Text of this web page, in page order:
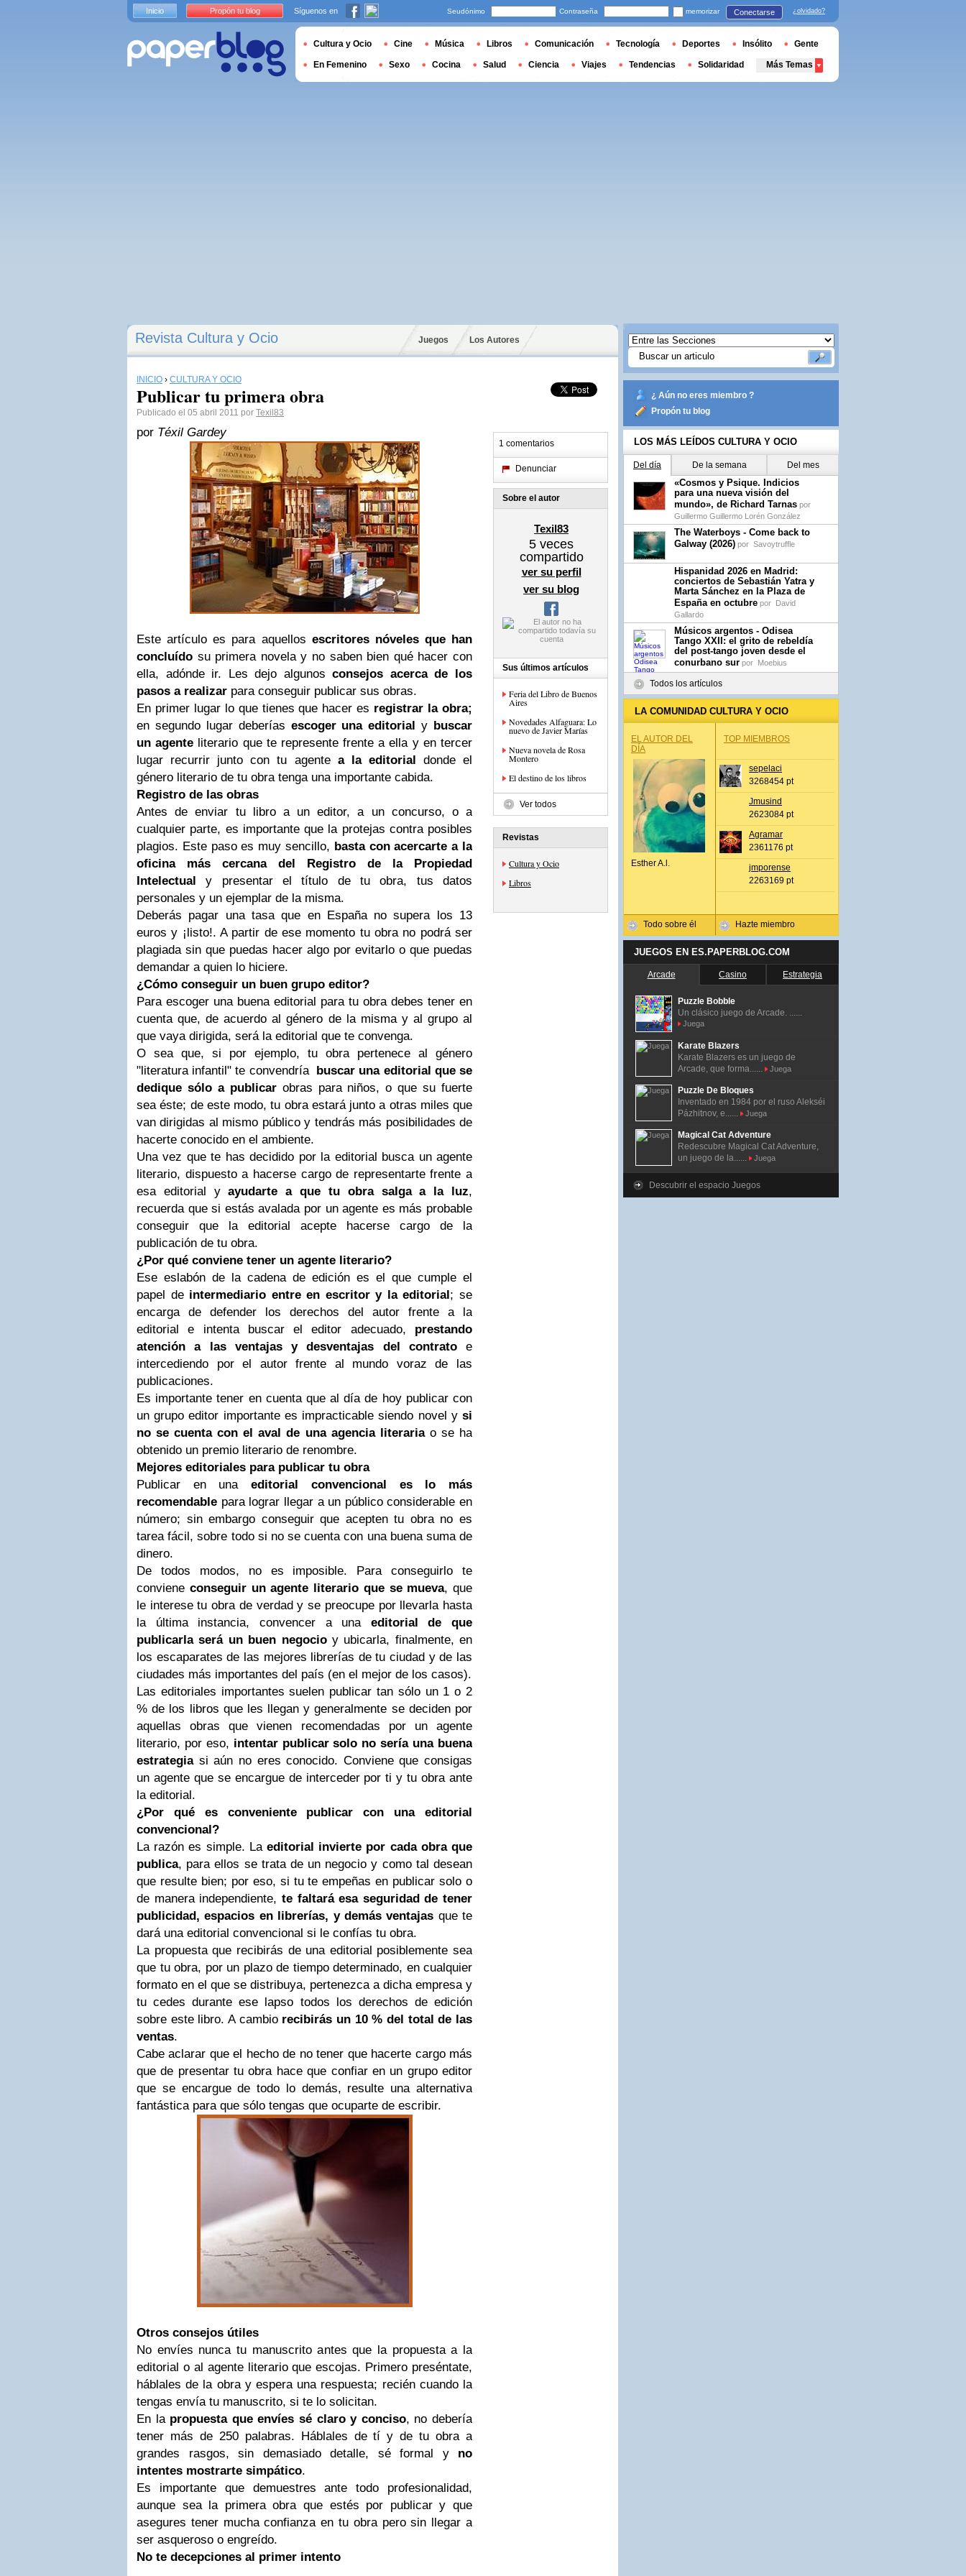
Revista Cultura y Ocio Juegos Los Autores
INICIO › CULTURA Y OCIO
Publicar tu primera obra
Publicado el 05 abril 2011 por Texil83
por Téxil Gardey
Este artículo es para aquellos escritores nóveles que han
concluído su primera novela y no saben bien qué hacer con
ella, adónde ir. Les dejo algunosconsejos acerca de los
pasos a realizar para conseguir publicar sus obras.
En primer lugar lo que tienes que hacer es registrar la obra;
en segundo lugar deberías escoger una editorial y buscar
un agente literario que te represente frente a ella y en tercer
lugar recurrir junto con tu agente a la editorial donde el
género literario de tu obra tenga una importante cabida.
Registro de las obras
Antes de enviar tu libro a un editor, a un concurso, o a
cualquier parte, es importante que la protejas contra posibles
plagios. Este paso es muy sencillo, basta con acercarte a la
oficina más cercana del Registro de la Propiedad
Intelectual y presentar el título de tu obra, tus datos
personales y un ejemplar de la misma.
Deberás pagar una tasa que en España no supera los 13
euros y ¡listo!. A partir de ese momento tu obra no podrá ser
plagiada sin que puedas hacer algo por evitarlo o que puedas
demandar a quien lo hiciere.
¿Cómo conseguir un buen grupo editor?
Para escoger una buena editorial para tu obra debes tener en
cuenta que, de acuerdo al género de la misma y al grupo al
que vaya dirigida, será la editorial que te convenga.
O sea que, si por ejemplo, tu obra pertenece al género
"literatura infantil" te convendría buscar una editorial que se
dedique sólo a publicarobras para niños, o que su fuerte
sea éste; de este modo, tu obra estará junto a otras miles que
van dirigidas al mismo público y tendrás más posibilidades de
hacerte conocido en el ambiente.
Una vez que te has decidido por la editorial busca un agente
literario, dispuesto a hacerse cargo de representarte frente a
esa editorial yayudarte a que tu obra salga a la luz,
recuerda que si estás avalada por un agente es más probable
conseguir que la editorial acepte hacerse cargo de la
publicación de tu obra.
¿Por qué conviene tener un agente literario?
Ese eslabón de la cadena de edición es el que cumple el
papel de intermediario entre en escritor y la editorial; se
encarga de defender los derechos del autor frente a la
editorial e intenta buscar el editor adecuado, prestando
atención a las ventajas y desventajas del contratoe
intercediendo por el autor frente al mundo voraz de las
publicaciones.
Es importante tener en cuenta que al día de hoy publicar con
un grupo editor importante es impracticable siendo novel y si
no se cuenta con el aval de una agencia literariao se ha
obtenido un premio literario de renombre.
Mejores editoriales para publicar tu obra
Publicar en unaeditorial convencional es lo más
recomendable para lograr llegar a un público considerable en
número; sin embargo conseguir que acepten tu obra no es
tarea fácil, sobre todo si no se cuenta con una buena suma de
dinero.
De todos modos, no es imposible. Para conseguirlo te
conviene conseguir un agente literario que se mueva, que
le interese tu obra de verdad y se preocupe por llevarla hasta
la última instancia, convencer a una editorial de que
publicarla será un buen negocioy ubicarla, finalmente, en
los escaparates de las mejores librerías de tu ciudad y de las
ciudades más importantes del país (en el mejor de los casos).
Las editoriales importantes suelen publicar tan sólo un 1 o 2
% de los libros que les llegan y generalmente se deciden por
aquellas obras que vienen recomendadas por un agente
literario, por eso, intentar publicar solo no sería una buena
estrategiasi aún no eres conocido. Conviene que consigas
un agente que se encargue de interceder por ti y tu obra ante
la editorial.
¿Por qué es conveniente publicar con una editorial
convencional?
La razón es simple. La editorial invierte por cada obra que
publica, para ellos se trata de un negocio y como tal desean
que resulte bien; por eso, si tu te empeñas en publicar solo o
de manera independiente, te faltará esa seguridad de tener
publicidad, espacios en librerías, y demás ventajas que te
dará una editorial convencional si le confías tu obra.
La propuesta que recibirás de una editorial posiblemente sea
que tu obra, por un plazo de tiempo determinado, en cualquier
formato en el que se distribuya, pertenezca a dicha empresa y
tu cedes durante ese lapso todos los derechos de edición
sobre este libro. A cambio recibirás un 10 % del total de las
ventas.
Cabe aclarar que el hecho de no tener que hacerte cargo más
que de presentar tu obra hace que confiar en un grupo editor
que se encargue de todo lo demás, resulte una alternativa
fantástica para que sólo tengas que ocuparte de escribir.
Otros consejos útiles
No envíes nunca tu manuscrito antes que la propuesta a la
editorial o al agente literario que escojas. Primero preséntate,
háblales de la obra y espera una respuesta; recién cuando la
tengas envía tu manuscrito, si te lo solicitan.
En la propuesta que envíes sé claro y conciso, no debería
tener más de 250 palabras. Háblales de tí y de tu obra a
grandes rasgos, sin demasiado detalle, sé formal y no
intentes mostrarte simpático.
Es importante que demuestres ante todo profesionalidad,
aunque sea la primera obra que estés por publicar y que
asegures tener mucha confianza en tu obra pero sin llegar a
ser asqueroso o engreído.
No te decepciones al primer intento
1 comentarios
Denunciar
Sobre el autor
Texil83
5 veces
compartido
ver su perfil
ver su blog
Sus últimos artículos
Feria del Libro de Buenos
Aires
Novedades Alfaguara: Lo
nuevo de Javier Marías
Nueva novela de Rosa
Montero
El destino de los libros
Ver todos
Revistas
Cultura y Ocio
Libros
¿ Aún no eres miembro ?
Propón tu blog
LOS MÁS LEÍDOS CULTURA Y OCIO
Del día De la semana Del mes
«Cosmos y Psique. Indicios
para una nueva visión del
mundo», de Richard Tarnas por
Guillermo Guillermo Lorén González
The Waterboys - Come back to
Galway (2026) por Savoytruffle
Hispanidad 2026 en Madrid:
conciertos de Sebastián Yatra y
Marta Sánchez en la Plaza de
España en octubre por David
Gallardo
Músicos argentos - Odisea
Tango XXII: el grito de rebeldía
del post-tango joven desde el
conurbano sur por Moebius
Todos los artículos
LA COMUNIDAD CULTURA Y OCIO
EL AUTOR DEL
DÍA
Esther A.l.
Todo sobre él
TOP MIEMBROS
sepelaci
3268454 pt
Jmusind
2623084 pt
Agramar
2361176 pt
jmporense
2263169 pt
Hazte miembro
JUEGOS EN ES.PAPERBLOG.COM
Arcade Casino Estrategia
Puzzle Bobble
Un clásico juego de Arcade. ......
Juega
Karate Blazers
Karate Blazers es un juego de
Arcade, que forma......
Juega
Puzzle De Bloques
Inventado en 1984 por el ruso Alekséi
Pázhitnov, e......
Juega
Magical Cat Adventure
Redescubre Magical Cat Adventure,
un juego de la......
Juega
Descubrir el espacio Juegos
Inicio Propón tu blog Síguenos en Seudónimo Contraseña memorizar Conectarse ¿olvidado?
Cultura y Ocio Cine Música Libros Comunicación Tecnología Deportes Insólito Gente
En Femenino Sexo Cocina Salud Ciencia Viajes Tendencias Solidaridad Más Temas